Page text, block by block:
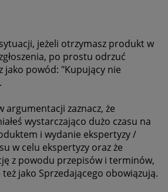
jeżeli otrzymasz produkt w
po prostu odrzuć
jako powód: "Kupujący nie
argumentacji zaznacz, że
wystarczająco dużo czasu na
i wydanie ekspertyzy /
w celu ekspertyzy oraz że
z powodu przepisów i terminów,
jako Sprzedającego obowiązują.